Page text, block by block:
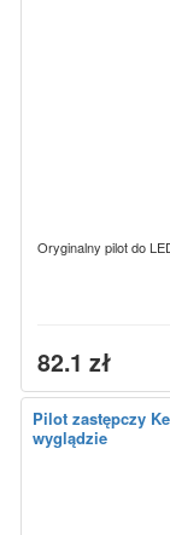
Oryginalny pilot do
82.1 zł
Pilot zastępczy
wyglądzie